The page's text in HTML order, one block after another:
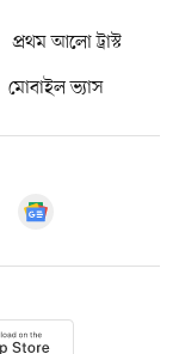
প্রথম আলো ট্রাস্ট
মোবাইল ভ্যাস